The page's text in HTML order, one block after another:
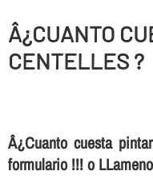
Â¿CUANTO
CENTELLES ?
Â¿Cuanto cuesta
formulario !!! o